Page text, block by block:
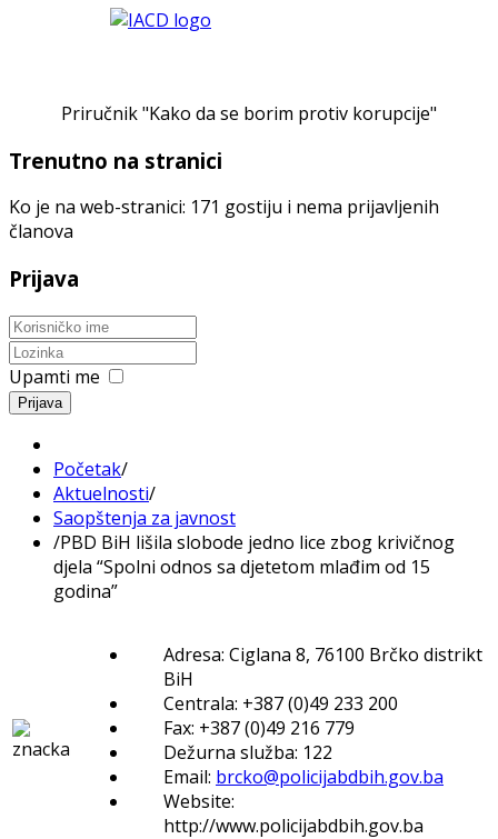
Priručnik "Kako da se borim protiv korupcije"
Trenutno na stranici
Ko je na web-stranici: 171 gostiju i nema prijavljenih
članova
Prijava
Upamti me
Prijava
Početak/
Aktuelnosti/
Saopštenja za javnost
/PBD BiH lišila slobode jedno lice zbog krivičnog
djela “Spolni odnos sa djetetom mlađim od 15
godina”
Adresa: Ciglana 8, 76100 Brčko distrikt
BiH
Centrala: +387 (0)49 233 200
Fax: +387 (0)49 216 779
Dežurna služba: 122
Email: brcko@policijabdbih.gov.ba
Website:
http://www.policijabdbih.gov.ba